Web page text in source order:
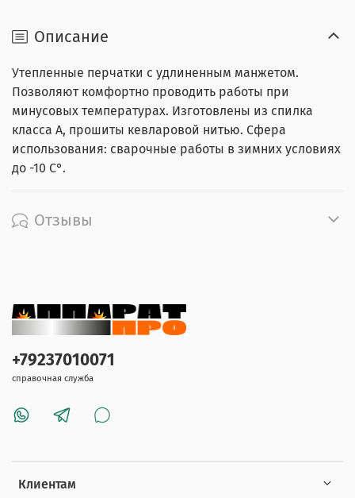
Описание
Утепленные перчатки с удлиненным манжетом.
Позволяют комфортно проводить работы при
минусовых температурах. Изготовлены из спилка
класса А, прошиты кевларовой нитью. Сфера
использования: сварочные работы в зимних условиях
до -10 С°.
Отзывы
Клиентам
+79237010071
справочная служба